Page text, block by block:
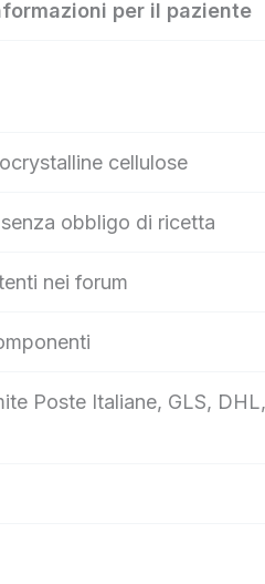
per il paziente
cellulose
obbligo di ricetta
nei forum
Poste Italiane, GLS,